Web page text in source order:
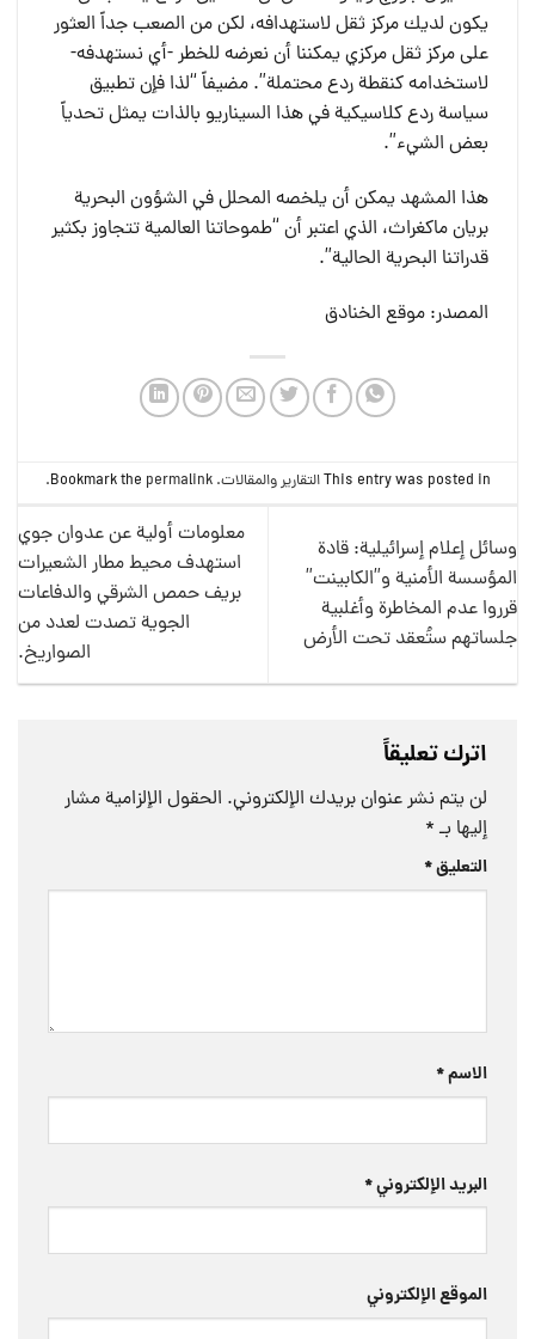
يكون لديك مركز ثقل لاستهدافه، لكن من الصعب جداً العثور
على مركز ثقل مركزي يمكننا أن نعرضه للخطر -أي نستهدفه-
لاستخدامه كنقطة ردع محتملة”. مضيفاً “لذا فإن تطبيق
سياسة ردع كلاسيكية في هذا السيناريو بالذات يمثل تحدياً
بعض الشيء”.
هذا المشهد يمكن أن يلخصه المحلل في الشؤون البحرية
بريان ماكغراث، الذي اعتبر أن “طموحاتنا العالمية تتجاوز بكثير
قدراتنا البحرية الحالية”.
المصدر: موقع الخنادق
This entry was posted inالتقارير والمقالات. Bookmark the
permalink
.
وسائل إعلام إسرائيلية: قادة
المؤسسة الأمنية و”الكابينت”
قرروا عدم المخاطرة وأغلبية
جلساتهم ستُعقد تحت الأرض
معلومات أولية عن عدوان جوي
استهدف محيط مطار الشعيرات
بريف حمص الشرقي والدفاعات
الجوية تصدت لعدد من
الصواريخ.
اترك تعليقاً
لن يتم نشر عنوان بريدك الإلكتروني. الحقول الإلزامية مشار
إليها بـ *
التعليق*
الاسم*
البريد الإلكتروني*
الموقع الإلكتروني